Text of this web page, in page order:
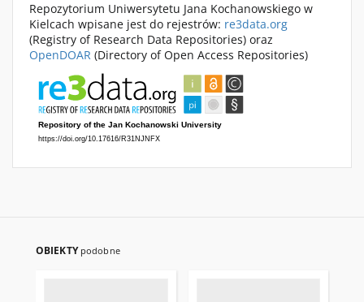
Repozytorium Uniwersytetu Jana Kochanowskiego w
Kielcach wpisane jest do rejestrów: re3data.org
(Registry of Research Data Repositories) oraz
OpenDOAR (Directory of Open Access Repositories)
OBIEKTY podobne